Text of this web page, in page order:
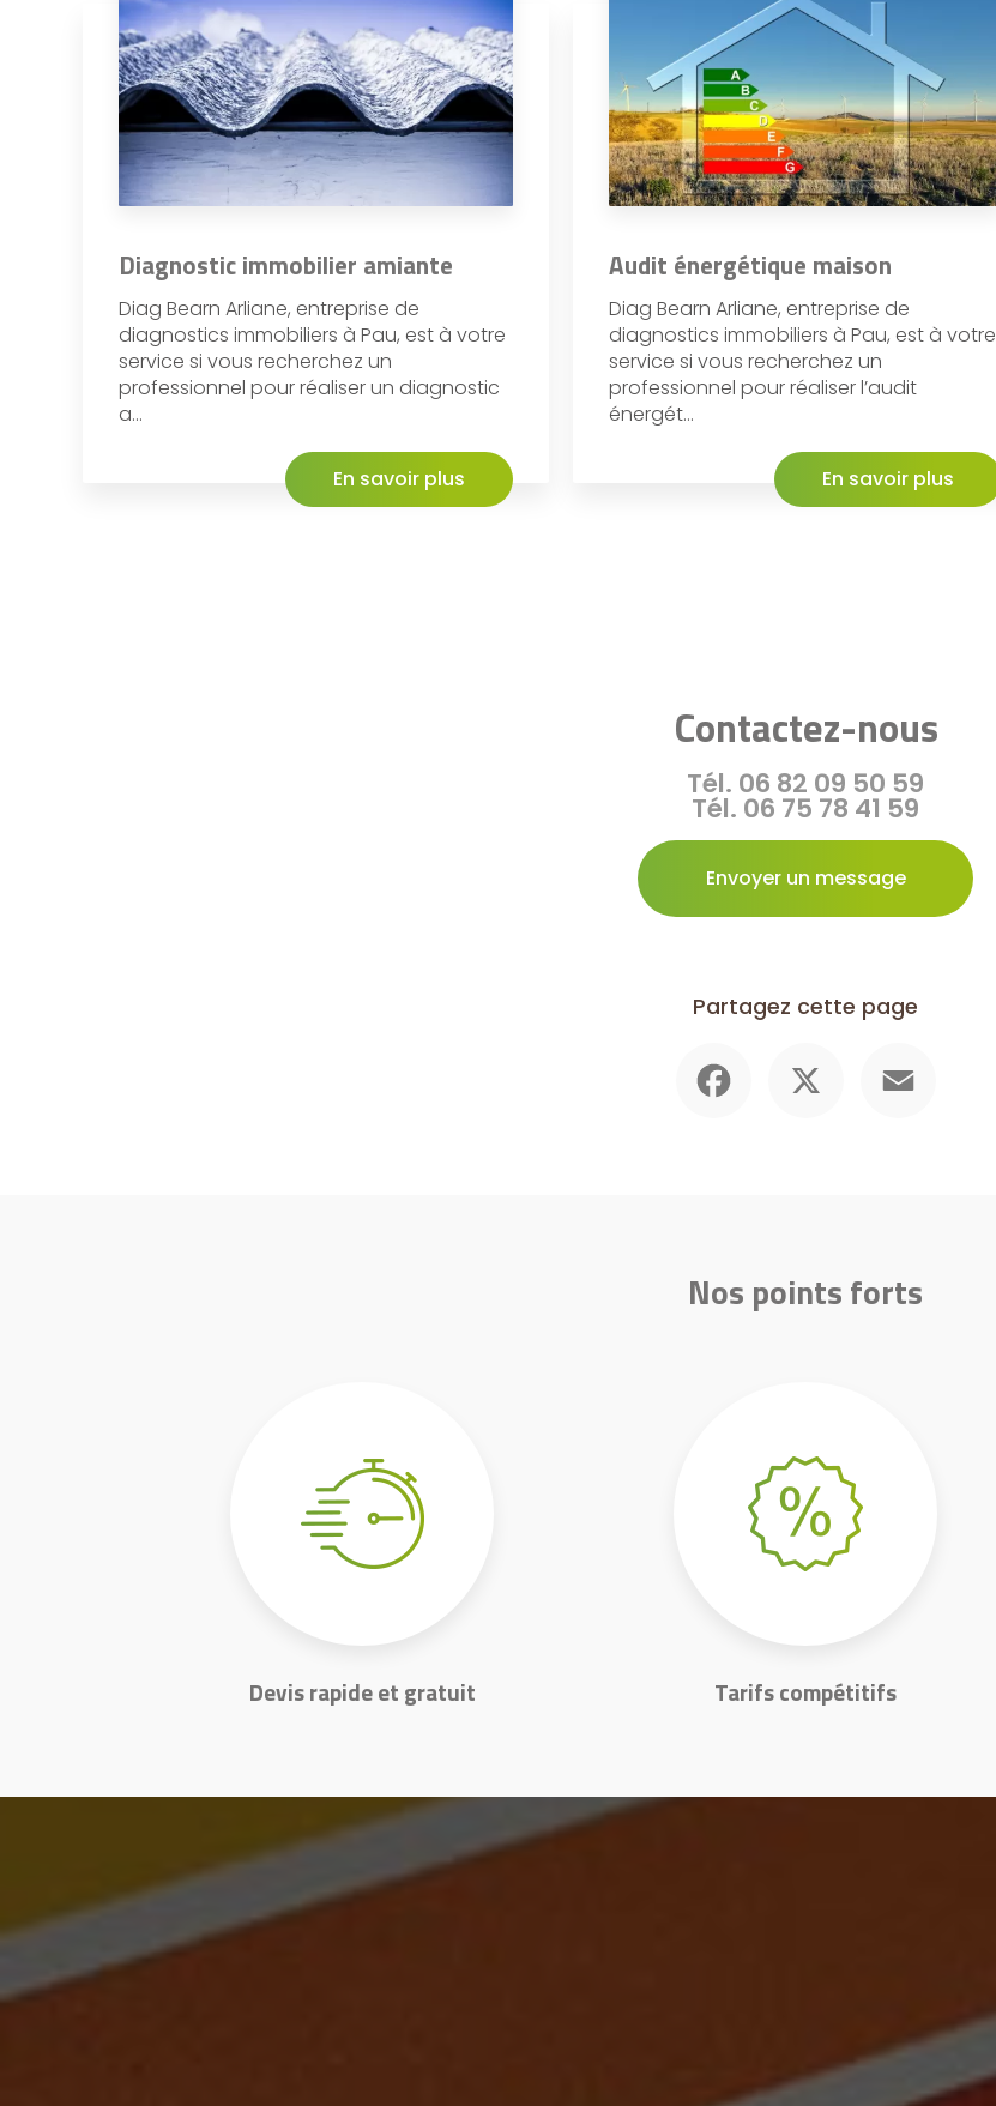
Diagnostic immobilier amiante
Diag Bearn Arliane, entreprise de
diagnostics immobiliers à Pau, est à votre
service si vous recherchez un
professionnel pour réaliser un diagnostic
a...
En savoir plus
Audit énergétique maison
Diag Bearn Arliane, entreprise de
diagnostics immobiliers à Pau, est à votre
service si vous recherchez un
professionnel pour réaliser l’audit
énergét...
En savoir plus
Contactez-nous
Tél. 06 82 09 50 59
Tél. 06 75 78 41 59
Envoyer un message
Partagez cette page
Nos points forts
Devis rapide et gratuit Tarifs compétitifs